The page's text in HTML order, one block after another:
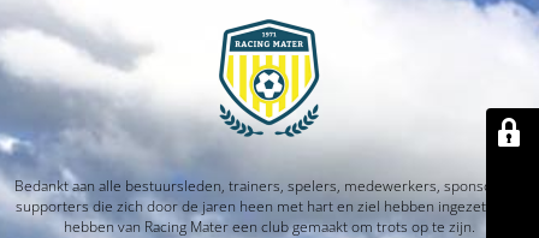
Bedankt aan alle bestuursleden, trainers, spelers, medewerkers, sponsors en
supporters die zich door de jaren heen met hart en ziel hebben ingezet. Jullie
hebben van Racing Mater een club gemaakt om trots op te zijn.